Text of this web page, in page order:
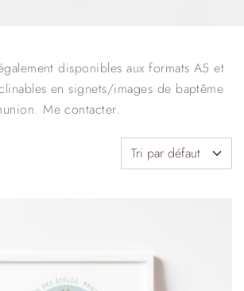
disponibles aux formats A5 et
en signets/images de baptême
Me contacter.